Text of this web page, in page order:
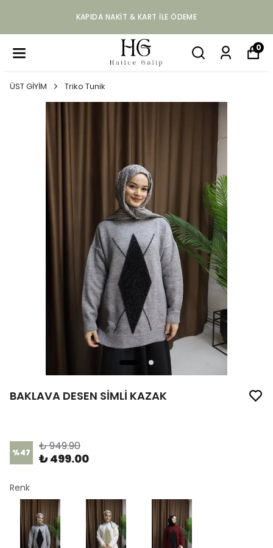
KAPIDA NAKIT & KART ILE ÖDEME
0
ÜST GİYİM Triko Tunik
BAKLAVA DESEN SİMLİ KAZAK
%47 ₺ 949.90
₺ 499.00
Renk